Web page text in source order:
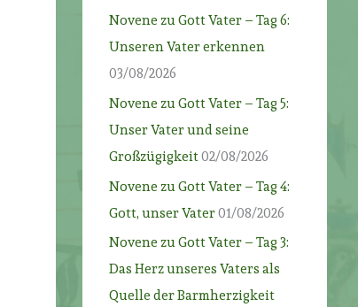
Novene zu Gott Vater – Tag 6:
Unseren Vater erkennen
03/08/2026
Novene zu Gott Vater – Tag 5:
Unser Vater und seine
Großzügigkeit02/08/2026
Novene zu Gott Vater – Tag 4:
Gott, unser Vater01/08/2026
Novene zu Gott Vater – Tag 3:
Das Herz unseres Vaters als
Quelle der Barmherzigkeit